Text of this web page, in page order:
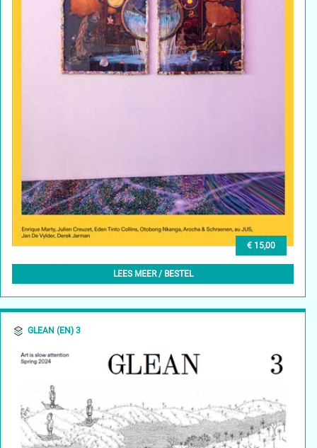
€ 15,00
GLEAN (NL) 4, APRIL 2024
LEES MEER / BESTEL
GLEAN (EN) 3